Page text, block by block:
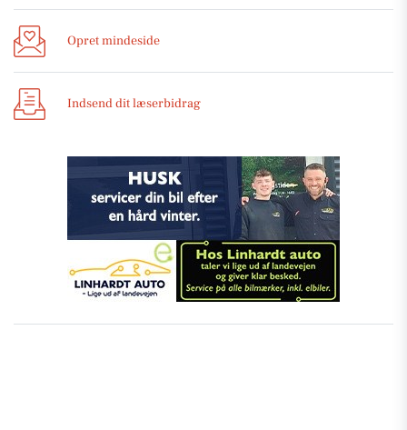
Opret mindeside
Indsend dit læserbidrag